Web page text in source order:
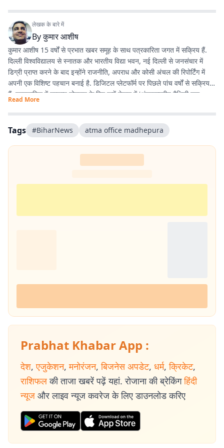
लेखक के बारे में
Byकुमार आशीष
कुमार आशीष 15 वर्षों से प्रभात खबर समूह के साथ पत्रकारिता जगत में सक्रिय हैं.
दिल्ली विश्वविद्यालय से स्नातक और भारतीय विद्या भवन, नई दिल्ली से जनसंचार में
डिग्री प्राप्त करने के बाद इन्होंने राजनीति, अपराध और कोसी अंचल की रिपोर्टिंग में
अपनी एक विशिष्ट पहचान बनाई है. डिजिटल प्लेटफॉर्म पर पिछले पांच वर्षों से सक्रिय
हैं. पत्रकारिता में उत्कृष्ट योगदान के लिए इन्हें नेपाल में 'अंतरराष्ट्रीय मैथिली युवा
पत्रकारिता सम्मान' से नवाजा जा चुका है.
Read More
Tags #BiharNews atma office madhepura
Prabhat Khabar App :
देश, एजुकेशन, मनोरंजन, बिजनेस अपडेट, धर्म, क्रिकेट,
राशिफल की ताजा खबरें पढ़ें यहां. रोजाना की ब्रेकिंग हिंदी
न्यूज और लाइव न्यूज कवरेज के लिए डाउनलोड करिए